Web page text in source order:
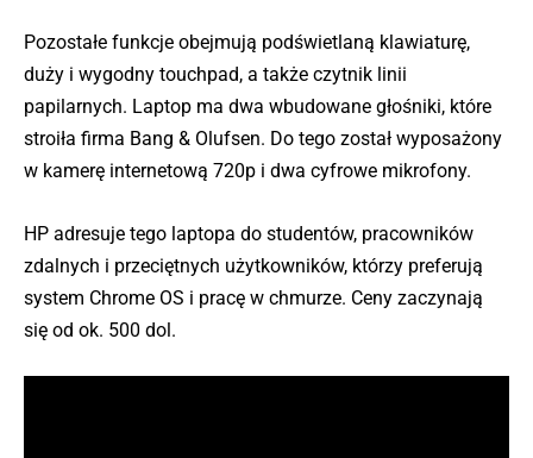
Pozostałe funkcje obejmują podświetlaną klawiaturę,
duży i wygodny touchpad, a także czytnik linii
papilarnych. Laptop ma dwa wbudowane głośniki, które
stroiła firma Bang & Olufsen. Do tego został wyposażony
w kamerę internetową 720p i dwa cyfrowe mikrofony.
HP adresuje tego laptopa do studentów, pracowników
zdalnych i przeciętnych użytkowników, którzy preferują
system Chrome OS i pracę w chmurze. Ceny zaczynają
się od ok. 500 dol.